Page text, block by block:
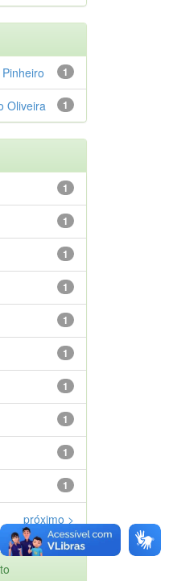
1
1
Oliveira
1
1
1
1
1
1
1
1
1
1
próximo >